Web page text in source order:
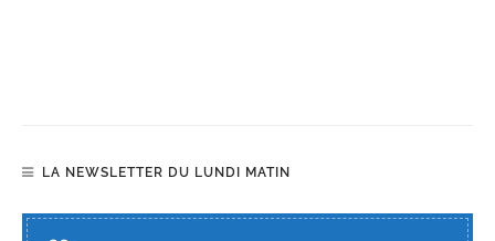
LA NEWSLETTER DU LUNDI MATIN